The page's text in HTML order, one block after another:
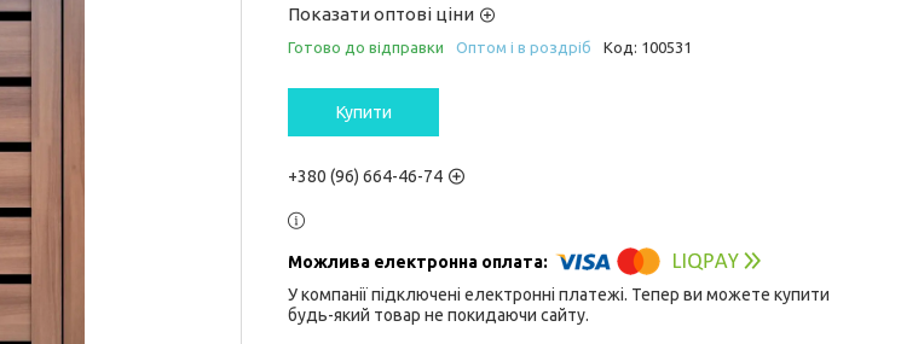
Показати оптові ціни
Готово до відправки Оптом і в роздріб Код: 100531
Купити
+380 (96) 664-46-74
У компанії підключені електронні платежі. Тепер ви можете купити
будь-який товар не покидаючи сайту.